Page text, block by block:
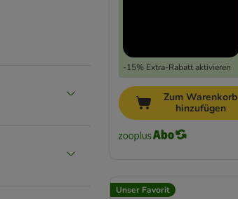
28)
-15% Extra-Rabatt aktivieren
Zum Warenkorb
hinzufügen
Unser Favorit